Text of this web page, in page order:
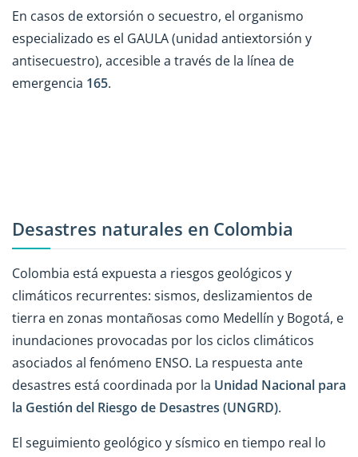
En casos de extorsión o secuestro, el organismo
especializado es el GAULA (unidad antiextorsión y
antisecuestro), accesible a través de la línea de
emergencia 165.
Desastres naturales en Colombia
Colombia está expuesta a riesgos geológicos y
climáticos recurrentes: sismos, deslizamientos de
tierra en zonas montañosas como Medellín y Bogotá, e
inundaciones provocadas por los ciclos climáticos
asociados al fenómeno ENSO. La respuesta ante
desastres está coordinada por la Unidad Nacional para
la Gestión del Riesgo de Desastres (UNGRD).
El seguimiento geológico y sísmico en tiempo real lo